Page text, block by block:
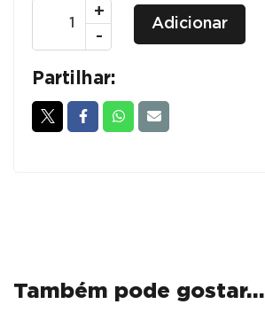
Quantidade
MESAS
ESPLANADA
CAFE/RESTAURANTE
+
-
Adicionar
Partilhar:
Também pode gostar…